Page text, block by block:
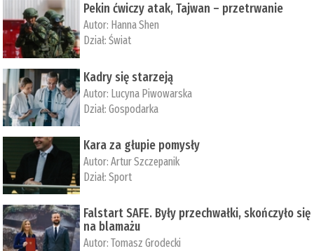
Pekin ćwiczy atak, Tajwan – przetrwanie
Autor: ­Hanna Shen
Dział:Świat
Kadry się starzeją
Autor: Lucyna Piwowarska
Dział:Gospodarka
Kara za głupie pomysły
Autor:Artur Szczepanik
Dział:Sport
Falstart SAFE. Były przechwałki, skończyło się
na blamażu
Autor:Tomasz Grodecki